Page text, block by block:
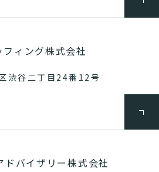
ィング株式会社
渋谷二丁目24番12号
ドバイザリー株式会社